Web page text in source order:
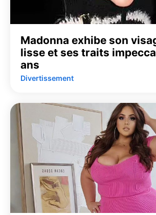
Madonna exhibe son
lisse et ses traits
ans
Divertissement